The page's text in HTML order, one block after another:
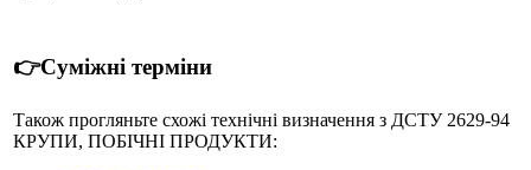
👉Суміжні терміни
Також прогляньте схожі технічні визначення з ДСТУ 2629-94
КРУПИ, ПОБІЧНІ ПРОДУКТИ: